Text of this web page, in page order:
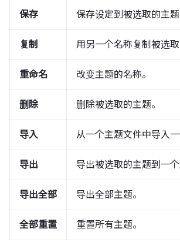
保存 保存设定到被选取的主题
复制 用另一个名称复制被选取
重命名 改变主题的名称。
删除 删除被选取的主题。
导入 从一个主题文件中导入一
导出 导出被选取的主题到一个
导出全部 导出全部主题。
全部重置 重置所有主题。